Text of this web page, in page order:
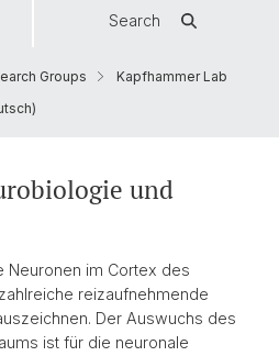
Search
Groups
Kapfhammer Lab
und
Neuronen im Cortex des
reizaufnehmende
Der Auswuchs des
ist für die neuronale